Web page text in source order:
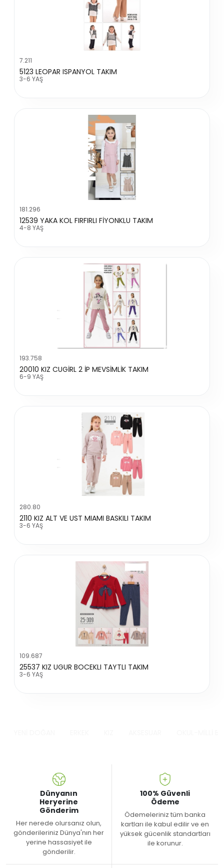
7.211
5123 LEOPAR ISPANYOL TAKIM
3-6 YAŞ
181.296
12539 YAKA KOL FIRFIRLI FİYONKLU TAKIM
4-8 YAŞ
193.758
20010 KIZ CUGİRL 2 İP MEVSİMLİK TAKIM
6-9 YAŞ
280.80
2110 KIZ ALT VE UST MIAMI BASKILI TAKIM
3-6 YAŞ
109.687
25537 KIZ UGUR BOCEKLI TAYTLI TAKIM
3-6 YAŞ
Dünyanın
Heryerine
Gönderim
Her nerede olursanız olun,
gönderileriniz Dünya'nın her
yerine hassasiyet ile
gönderilir.
100% Güvenli
Ödeme
Ödemeleriniz tüm banka
kartları ile kabul edilir ve en
yüksek gücenlik standartları
ile korunur.